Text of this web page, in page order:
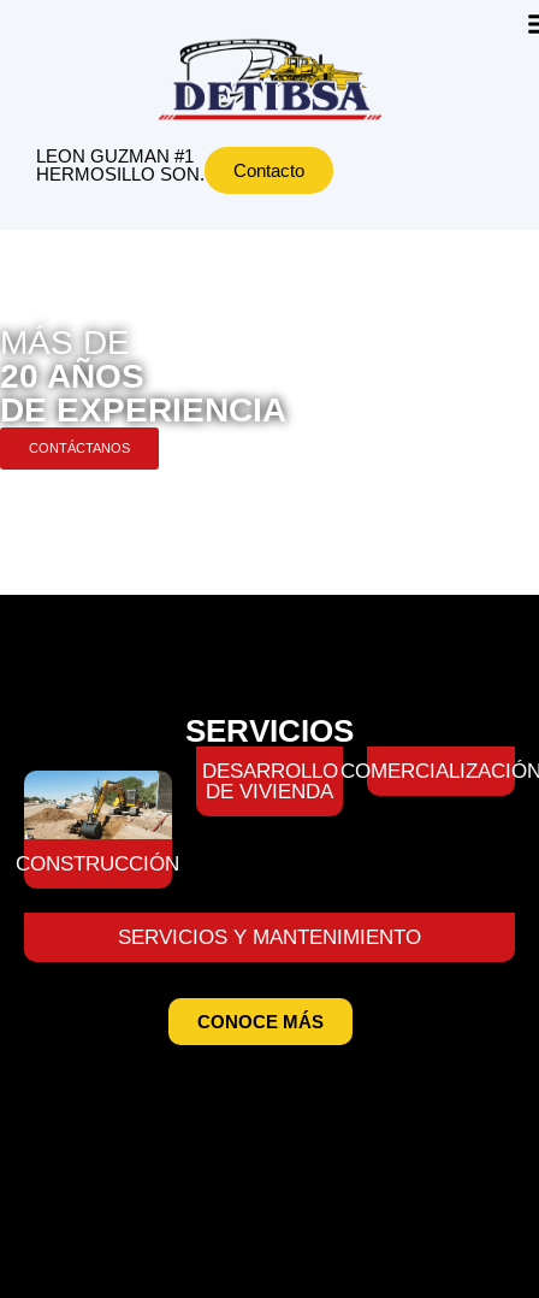
LEON GUZMAN #1
HERMOSILLO SON.
Contacto
MÁS DE
20 AÑOS
DE EXPERIENCIA
CONTÁCTANOS
SERVICIOS
CONSTRUCCIÓN
DESARROLLO
DE VIVIENDA
SERVICIOS Y MANTENIMIENTO
CONOCE MÁS